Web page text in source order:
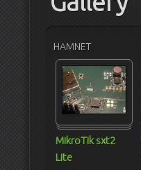
HAMNET
MikroTik sxt2
Lite